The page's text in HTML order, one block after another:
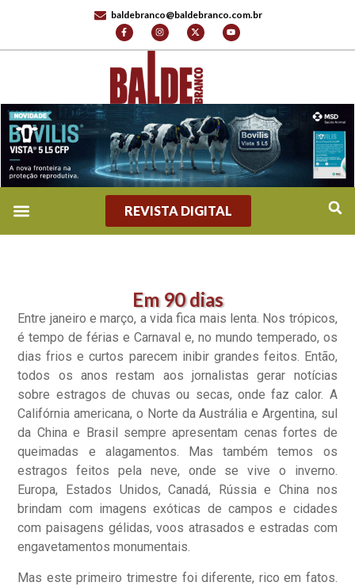
baldebranco@baldebranco.com.br
REVISTA DIGITAL
Em 90 dias
Entre janeiro e março, a vida fica mais lenta. Nos trópicos,
é tempo de férias e Carnaval e, no mundo temperado, os
dias frios e curtos parecem inibir grandes feitos. Então,
todos os anos restam aos jornalistas gerar notícias
sobre estragos de chuvas ou secas, onde faz calor. A
Califórnia americana, o Norte da Austrália e Argentina, sul
da China e Brasil sempre apresentam cenas fortes de
queimadas e alagamentos. Mas também temos os
estragos feitos pela neve, onde se vive o inverno.
Europa, Estados Unidos, Canadá, Rússia e China nos
brindam com imagens exóticas de campos e cidades
com paisagens gélidas, voos atrasados e estradas com
engavetamentos monumentais.
Mas este primeiro trimestre foi diferente, rico em fatos.